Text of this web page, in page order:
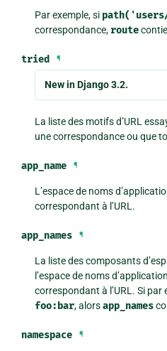
Par exemple, si
correspondance, route
tried ¶
New in Django 3.2.
La liste des motifs d’URL
une correspondance ou que
app_name ¶
L’espace de noms
correspondant à l’URL.
app_names ¶
La liste des composants
l’espace de noms
correspondant à l’URL. Si par
foo:bar, alorsapp_names
namespace ¶